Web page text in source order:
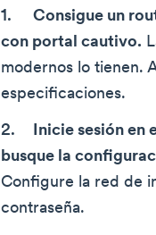
Consigue un
con portal cautivo.
modernos lo tienen.
especificaciones.
Inicie sesión
busque la
Configure la red de
contraseña.